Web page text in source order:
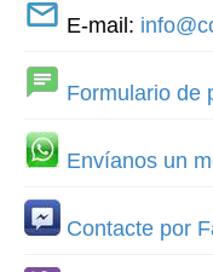
E-mail:
Formulario de
Envíanos un
Contacte por